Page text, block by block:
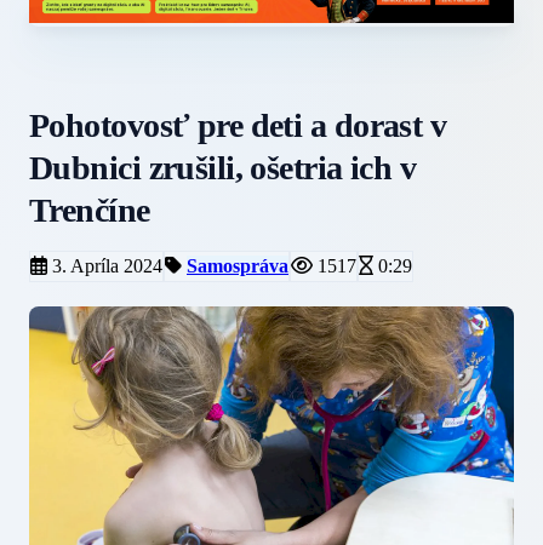
Pohotovosť pre deti a dorast v
Dubnici zrušili, ošetria ich v
Trenčíne
3. Apríla 2024 Samospráva 1517 0:29